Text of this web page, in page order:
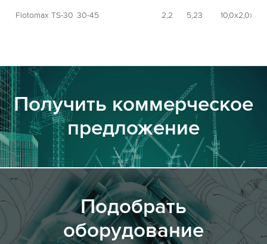
Flotomax TS-30 30-45 2,2 5,23 10,0х2,0х2,0
Получить коммерческое
предложение
Подобрать
оборудование